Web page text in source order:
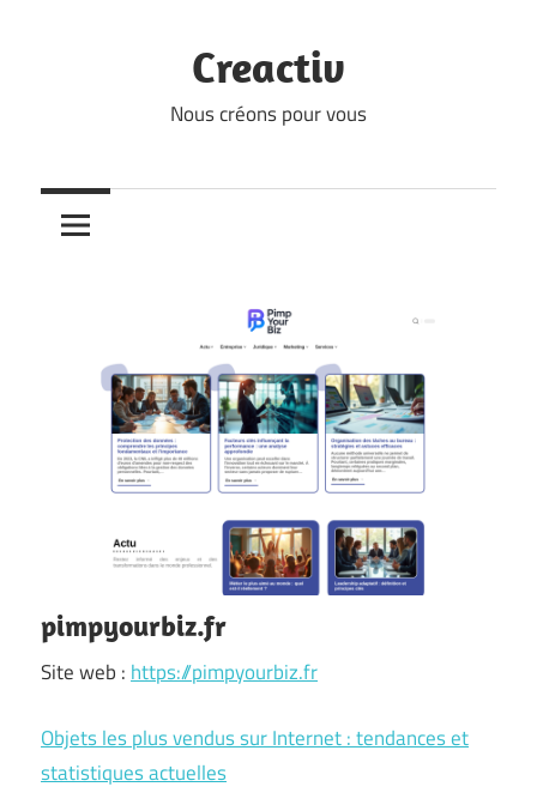
Creactiv
Nous créons pour vous
pimpyourbiz.fr
Site web : https://pimpyourbiz.fr
Objets les plus vendus sur Internet : tendances et
statistiques actuelles